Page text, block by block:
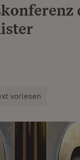
vorlesen